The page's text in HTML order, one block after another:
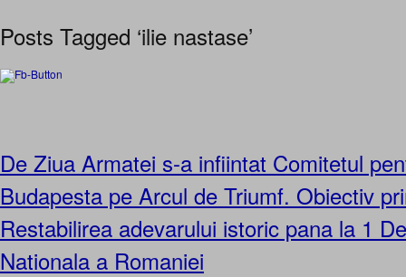
Posts Tagged ‘ilie nastase’
De Ziua Armatei s-a infiintat Comitetul
Budapesta pe Arcul de Triumf. Obiectiv
Restabilirea adevarului istoric pana la 1
Nationala a Romaniei